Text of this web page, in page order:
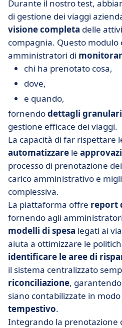
Durante il nostro test,
di gestione dei viaggi
visione completa delle
compagnia. Questo modulo
amministratori di
chi ha prenotato cosa,
dove,
e quando,
fornendodettagli granulari
gestione efficace dei viaggi.
La capacità di far rispettare
automatizzare le
processo di prenotazione
carico amministrativo e
complessiva.
La piattaforma offre report
fornendo agli amministratori
modelli di spesa legati ai
aiuta a ottimizzare le
identificare le aree di
il sistema centralizzato
riconciliazione,
siano contabilizzate in modo
tempestivo.
Integrando la prenotazione